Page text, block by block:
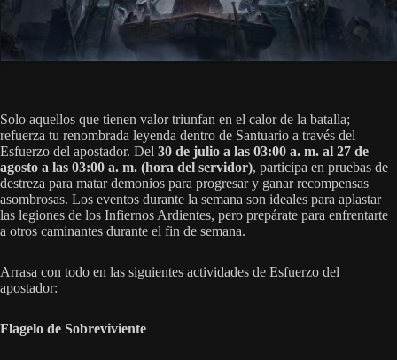
Solo aquellos que tienen valor triunfan en el calor de la batalla;
refuerza tu renombrada leyenda dentro de Santuario a través del
Esfuerzo del apostador. Del 30 de julio a las 03:00 a. m. al 27 de
agosto a las 03:00 a. m. (hora del servidor), participa en pruebas de
destreza para matar demonios para progresar y ganar recompensas
asombrosas. Los eventos durante la semana son ideales para aplastar
las legiones de los Infiernos Ardientes, pero prepárate para enfrentarte
a otros caminantes durante el fin de semana.
Arrasa con todo en las siguientes actividades de Esfuerzo del
apostador:
Flagelo de Sobreviviente